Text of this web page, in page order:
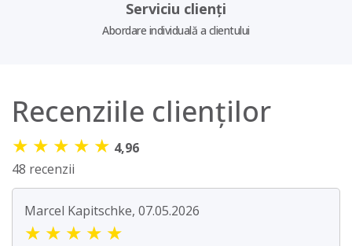
Serviciu clienți
Abordare individuală a clientului
Recenziile clienților
★ ★ ★ ★ ★ 4,96
48 recenzii
Marcel Kapitschke, 07.05.2026
★ ★ ★ ★ ★